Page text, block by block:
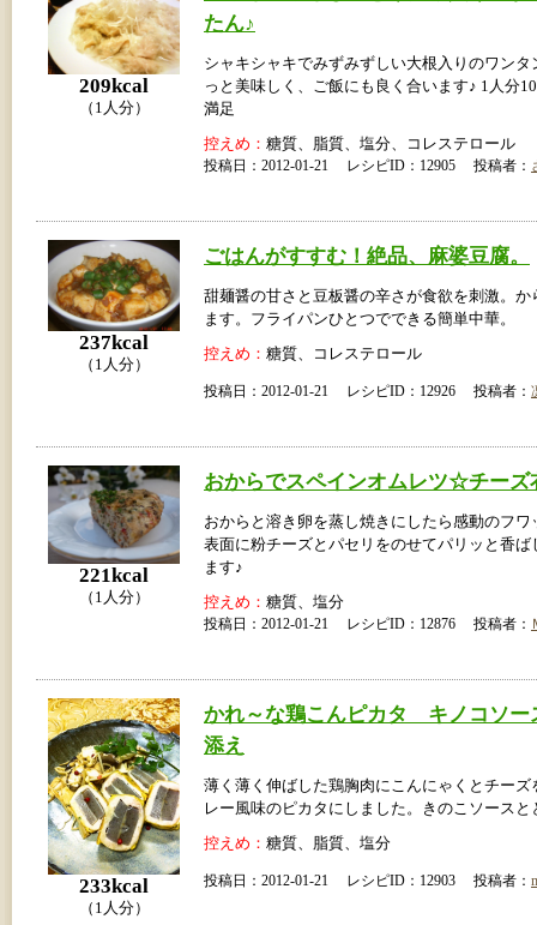
209kcal
（1人分）
たん♪
シャキシャキでみずみずしい大根入りのワンタ
っと美味しく、ご飯にも良く合います♪ 1人分
満足
控えめ： 糖質、脂質、塩分、コレステロール
投稿日：2012-01-21 レシピID：12905 投稿者：
237kcal
（1人分）
ごはんがすすむ！絶品、麻婆豆腐。
甜麺醤の甘さと豆板醤の辛さが食欲を刺激。か
ます。フライパンひとつでできる簡単中華。
控えめ： 糖質、コレステロール
投稿日：2012-01-21 レシピID：12926 投稿者：
221kcal
（1人分）
おからでスペインオムレツ☆チーズ
おからと溶き卵を蒸し焼きにしたら感動のフワ
表面に粉チーズとパセリをのせてパリッと香ば
ます♪
控えめ： 糖質、塩分
投稿日：2012-01-21 レシピID：12876 投稿者：
233kcal
（1人分）
かれ～な鶏こんピカタ キノコソー
添え
薄く薄く伸ばした鶏胸肉にこんにゃくとチーズ
レー風味のピカタにしました。きのこソースと
控えめ： 糖質、脂質、塩分
投稿日：2012-01-21 レシピID：12903 投稿者：